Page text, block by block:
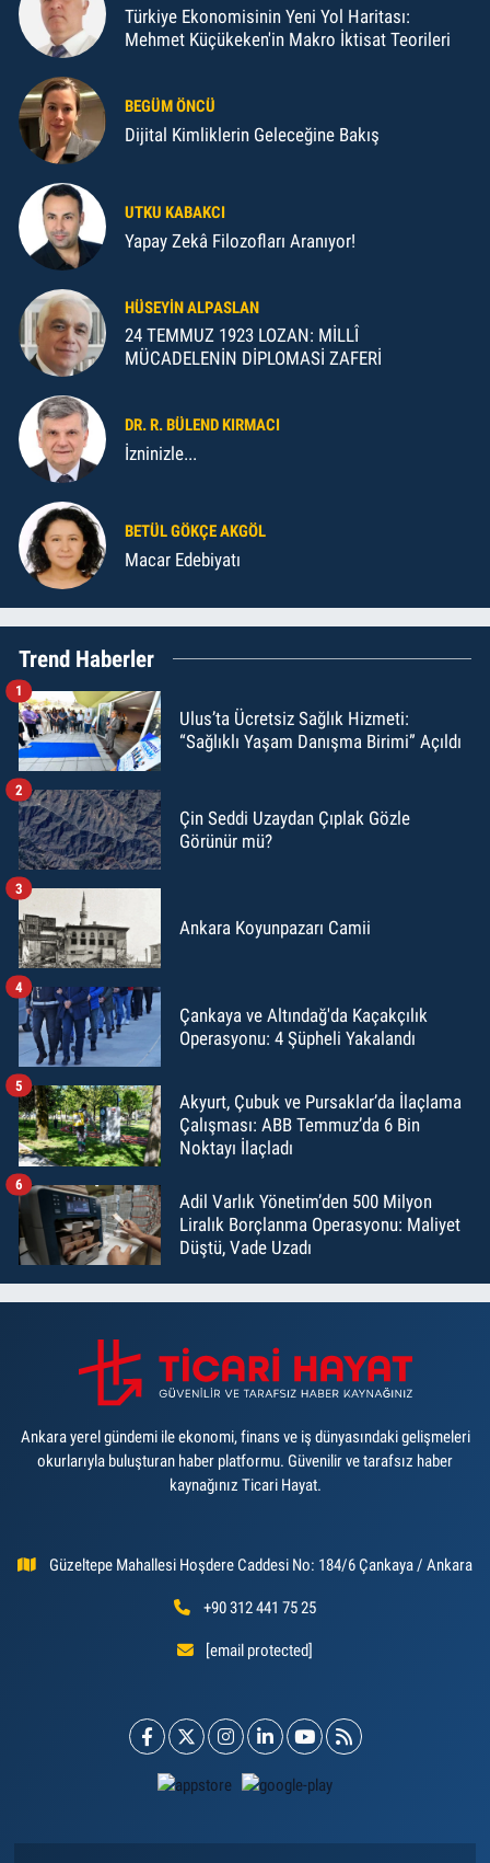
Türkiye Ekonomisinin Yeni Yol Haritası:
Mehmet Küçükeken'in Makro İktisat Teorileri
BEGÜM ÖNCÜ
Dijital Kimliklerin Geleceğine Bakış
UTKU KABAKCI
Yapay Zekâ Filozofları Aranıyor!
HÜSEYIN ALPASLAN
24 TEMMUZ 1923 LOZAN: MİLLÎ
MÜCADELENİN DİPLOMASİ ZAFERİ
DR. R. BÜLEND KIRMACI
İzninizle...
BETÜL GÖKÇE AKGÖL
Macar Edebiyatı
Trend Haberler
Ulus’ta Ücretsiz Sağlık Hizmeti:
“Sağlıklı Yaşam Danışma Birimi” Açıldı
1
Çin Seddi Uzaydan Çıplak Gözle
Görünür mü?
2
Ankara Koyunpazarı Camii
3
Çankaya ve Altındağ'da Kaçakçılık
Operasyonu: 4 Şüpheli Yakalandı
4
Akyurt, Çubuk ve Pursaklar’da İlaçlama
Çalışması: ABB Temmuz’da 6 Bin
Noktayı İlaçladı
5
Adil Varlık Yönetim’den 500 Milyon
Liralık Borçlanma Operasyonu: Maliyet
Düştü, Vade Uzadı
6
Ankara yerel gündemi ile ekonomi, finans ve iş dünyasındaki gelişmeleri
okurlarıyla buluşturan haber platformu. Güvenilir ve tarafsız haber
kaynağınız Ticari Hayat.
Güzeltepe Mahallesi Hoşdere Caddesi No: 184/6 Çankaya / Ankara
+90 312 441 75 25
[email protected]